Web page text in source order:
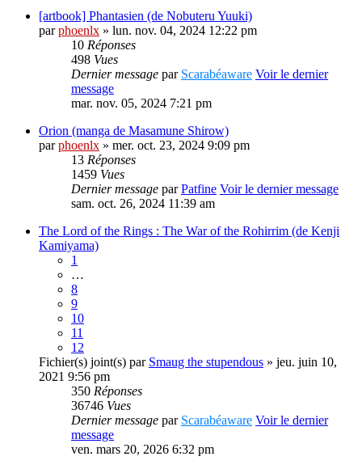
[artbook] Phantasien (de Nobuteru Yuuki)
parphoenlx » lun. nov. 04, 2024 12:22 pm
10 Réponses
498 Vues
Dernier message par Scarabéaware Voir le dernier
message
mar. nov. 05, 2024 7:21 pm
Orion (manga de Masamune Shirow)
parphoenlx » mer. oct. 23, 2024 9:09 pm
13 Réponses
1459 Vues
Dernier message parPatfine Voir le dernier message
sam. oct. 26, 2024 11:39 am
The Lord of the Rings : The War of the Rohirrim (de Kenji
Kamiyama)
1
…
8
9
10
11
12
Fichier(s) joint(s) par Smaug the stupendous » jeu. juin 10,
2021 9:56 pm
350 Réponses
36746 Vues
Dernier message par Scarabéaware Voir le dernier
message
ven. mars 20, 2026 6:32 pm